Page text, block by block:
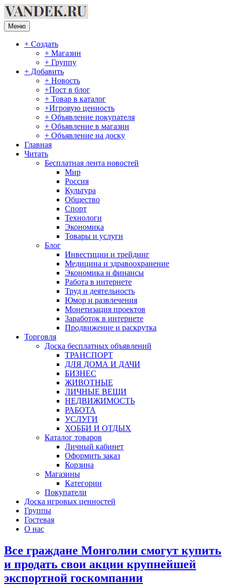
Перейти
к
содержимому
Меню
+ Создать
+ Магазин
+ Группу
+ Добавить
+ Новость
+Пост в блог
+ Товар в каталог
+Игровую ценность
+ Объявление покупателя
+ Объявление в магазин
+ Объявление на доску
Главная
Читать
Бесплатная лента новостей
Мир
Россия
Культура
Общество
Спорт
Технологи
Экономика
Товары и услуги
Блог
Инвестиции и трейдинг
Медицина и здравоохранение
Экономика и финансы
Работа в интернете
Труд и деятельность
Юмор и развлечения
Монетизация проектов
Заработок в интернете
Продвижение и раскрутка
Торговля
Доска бесплатных объявлений
ТРАНСПОРТ
ДЛЯ ДОМА И ДАЧИ
БИЗНЕС
ЖИВОТНЫЕ
ЛИЧНЫЕ ВЕЩИ
НЕДВИЖИМОСТЬ
РАБОТА
УСЛУГИ
ХОББИ И ОТДЫХ
Каталог товаров
Личный кабинет
Оформить заказ
Корзина
Магазины
Категории
Покупатели
Доска игровых ценностей
Группы
Гостевая
О нас
Все граждане Монголии смогут купить
и продать свои акции крупнейшей
экспортной госкомпании